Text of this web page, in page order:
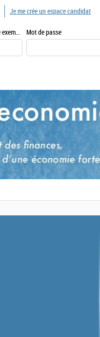
Identifiant (email, de type exemple@exemple.fr) Mot de passe
Je me crée un espace candidat